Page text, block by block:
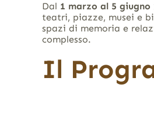
Dal 1 marzo al 5 giugno
teatri, piazze, musei e
spazi di memoria e
complesso.
Il